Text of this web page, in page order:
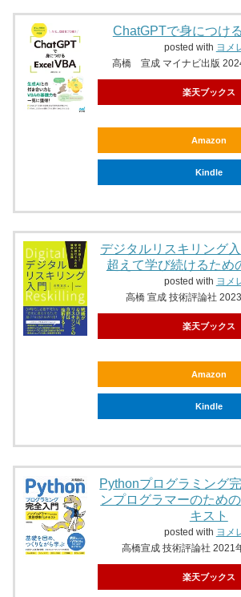
ChatGPTで身につけ
posted with ヨメ
高橋 宣成 マイナビ出版
楽天ブックス
Amazon
Kindle
デジタルリスキリング
超えて学び続けるため
posted with ヨメ
高橋 宣成 技術評論社
楽天ブックス
Amazon
Kindle
Pythonプログラミング
ンプログラマーのため
キスト
posted with ヨメ
高橋宣成 技術評論社 2021
楽天ブックス